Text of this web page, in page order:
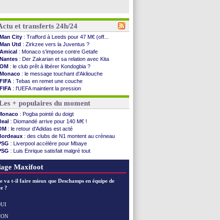
et transferts 24h/24
Man City : Trafford à Leeds pour 47 M€ (off...
Man Utd : Zirkzee vers la Juventus ?
Amical : Monaco s'impose contre Getafe
Nantes : Der Zakarian et sa relation avec Kita
OM : le club prêt à libérer Kondogbia ?
Monaco : le message touchant d'Akliouche
FIFA : Tebas en remet une couche
FIFA : l'UEFA maintient la pression
PSG: Tebas encense Luis Enrique
Real : Vinicius jusqu'en 2032 (officiel)
Lyon: Mangala va rejoindre Getafe
OM: une offre refusée pour Aguerd
Real : c'est confirmé pour Vinicius
Troyes : Junior Diaz jusqu'en 2030 (officiel)
PSG: Akliouche a signé (officiel)
OM : une offre pour Bulka
PSG : contrat signé pour Akliouche
Arsenal: Arteta veut créer une dynastie
FIFA: le gouvernement espagnol s'en mêle
PSG
OM
+ populaires du moment
: Pogba pointé du doigt
: Diomandé arrive pour 140 M€ !
: le retour d'Adidas est acté
: des clubs de N1 montent au créneau
: Liverpool accélère pour Mbaye
: Luis Enrique satisfait malgré tout
: une nouvelle offre pour Vinicius
Maxifoot
va t-il faire mieux que Deschamps en équipe de
?